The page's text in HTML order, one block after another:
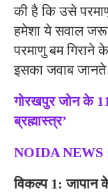
की है कि उसे
हमेशा ये सवाल
परमाणु बम
इसका जवाब जानते
गोरखपुर जोन के
ब्रह्मास्त्र’
NOIDA NEWS
विकल्प 1: जापान